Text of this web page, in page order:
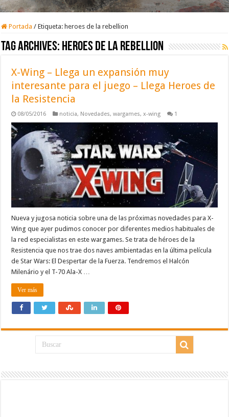
Portada / Etiqueta: heroes de la rebellion
Tag Archives: heroes de la rebellion
X-Wing – Llega un expansión muy
interesante para el juego – Llega Heroes de
la Resistencia
08/05/2016 noticia, Novedades,wargames,x-wing 1
Nueva y jugosa noticia sobre una de las próximas novedades para X-
Wing que ayer pudimos conocer por diferentes medios habituales de
la red especialistas en este wargames. Se trata de héroes de la
Resistencia que nos trae dos naves ambientadas en la última película
de Star Wars: El Despertar de la Fuerza. Tendremos el Halcón
Milenário y el T-70 Ala-X …
Ver más